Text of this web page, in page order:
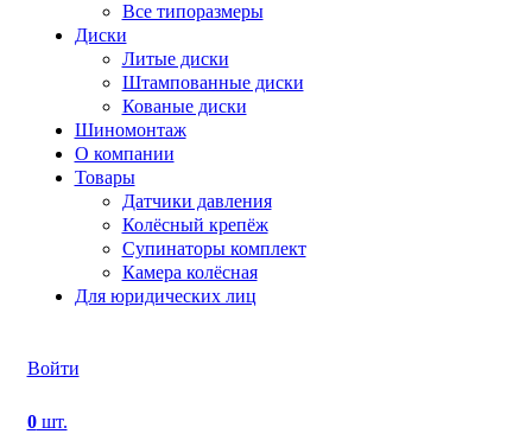
Все типоразмеры
Диски
Литые диски
Штампованные диски
Кованые диски
Шиномонтаж
О компании
Товары
Датчики давления
Колёсный крепёж
Супинаторы комплект
Камера колёсная
Для юридических лиц
Войти
0шт.